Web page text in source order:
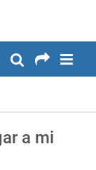
a mi